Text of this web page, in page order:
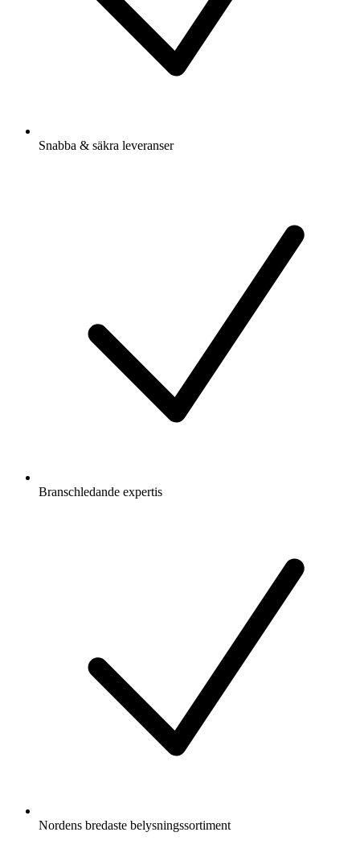
Snabba & säkra leveranser
Branschledande expertis
Nordens bredaste belysningssortiment